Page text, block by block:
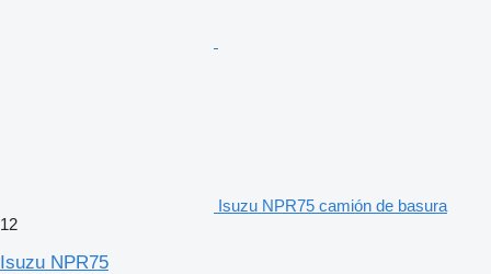
Isuzu NPR75 camión de basura
12
Isuzu NPR75